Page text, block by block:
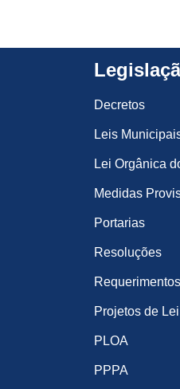
Decretos
Leis
Lei Orgânica
Medidas
Portarias
Resoluções
Requerimentos
Projetos de Lei
PLOA
PPPA